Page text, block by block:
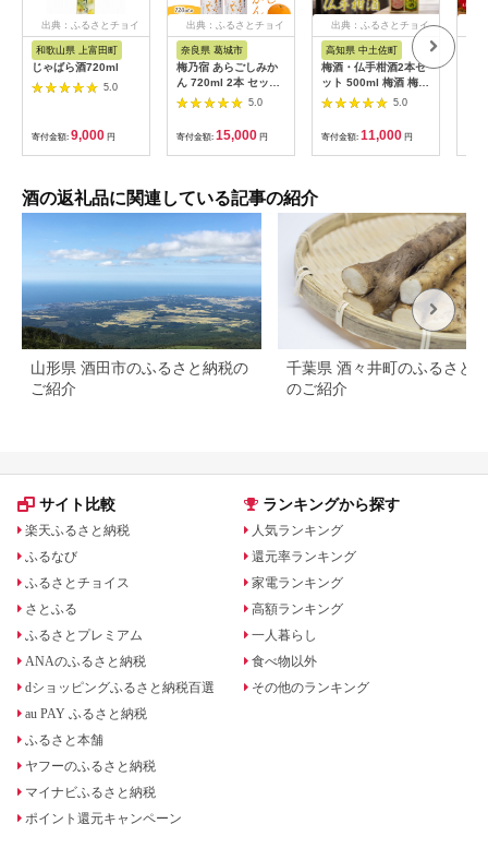
出典：ふるさとチョイ
和歌山県 上富田町
じゃばら酒720ml
5.0
寄付金額: 9,000 円
出典：ふるさとチョイ
奈良県 葛城市
梅乃宿 あらごしみか
ん 720ml 2本 セット
／ お酒 リキュール ギ
フト 贈り物 プレゼン
ト 人気 メーカー直送
果肉たっぷり デザー
ト つぶつぶ食感 ロッ
葛城市
5.0
寄付金額: 15,000 円
出典：ふるさとチョイ
高知県 中土佐町
梅酒・仏手柑酒2本セ
ット 500ml 梅酒 梅
ぶしゅかん ロック 水
割り 宅飲み 家飲み 家
5.0
寄付金額: 11,000 円
酒の返礼品に関連している記事の紹介
山形県 酒田市のふるさと納税の
ご紹介
千葉県 酒々井町のふるさと
のご紹介
サイト比較
楽天ふるさと納税
ふるなび
ふるさとチョイス
さとふる
ふるさとプレミアム
ANAのふるさと納税
dショッピングふるさと納税百選
au PAY ふるさと納税
ふるさと本舗
ヤフーのふるさと納税
マイナビふるさと納税
ポイント還元キャンペーン
ランキングから探す
人気ランキング
還元率ランキング
家電ランキング
高額ランキング
一人暮らし
食べ物以外
その他のランキング